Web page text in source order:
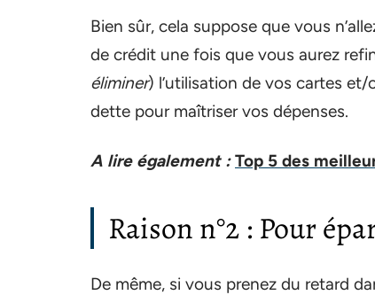
Bien sûr, cela suppose que vous
de crédit une fois que vous aurez
éliminer) l’utilisation de vos cartes
dette pour maîtriser vos dépenses.
A lire également : Top 5 des
Raison n°2 : Pour
De même, si vous prenez du retard